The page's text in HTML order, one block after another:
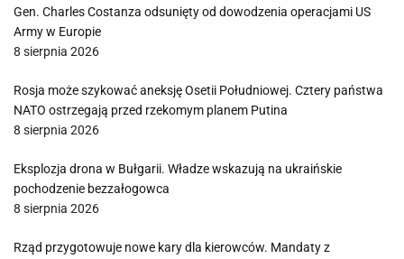
Gen. Charles Costanza odsunięty od dowodzenia operacjami US
Army w Europie
8 sierpnia 2026
Rosja może szykować aneksję Osetii Południowej. Cztery państwa
NATO ostrzegają przed rzekomym planem Putina
8 sierpnia 2026
Eksplozja drona w Bułgarii. Władze wskazują na ukraińskie
pochodzenie bezzałogowca
8 sierpnia 2026
Rząd przygotowuje nowe kary dla kierowców. Mandaty z